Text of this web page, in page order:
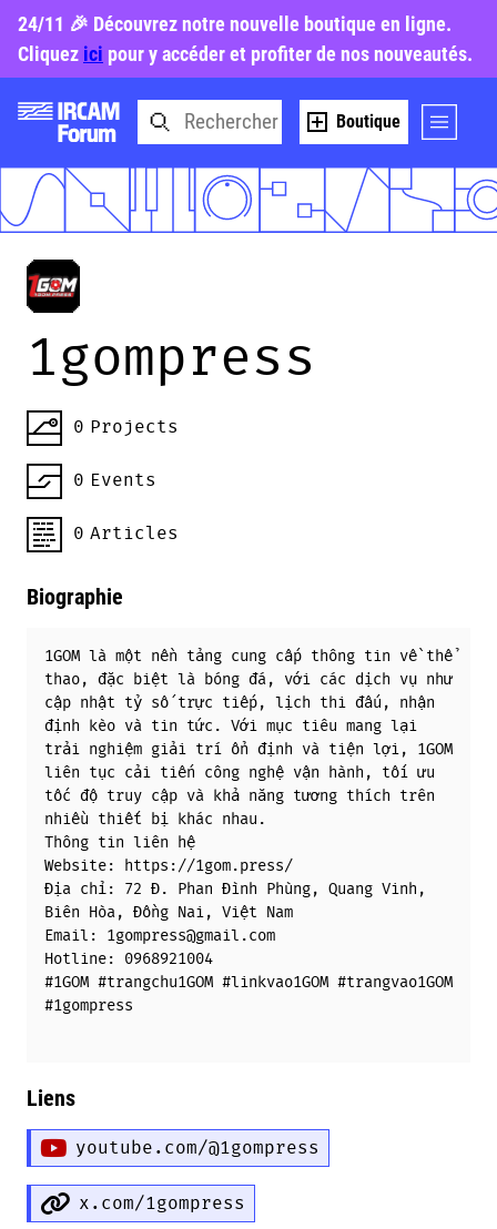
24/11 🎉 Découvrez notre nouvelle boutique en ligne.
Cliquez ici pour y accéder et profiter de nos nouveautés.
Boutique
1gompress
0 Projects
0 Events
0 Articles
Biographie
1GOM là một nền tảng cung cấp thông tin về thể
thao, đặc biệt là bóng đá, với các dịch vụ như
cập nhật tỷ số trực tiếp, lịch thi đấu, nhận
định kèo và tin tức. Với mục tiêu mang lại
trải nghiệm giải trí ổn định và tiện lợi, 1GOM
liên tục cải tiến công nghệ vận hành, tối ưu
tốc độ truy cập và khả năng tương thích trên
nhiều thiết bị khác nhau.
Thông tin liên hệ
Website: https://1gom.press/
Địa chỉ: 72 Đ. Phan Đình Phùng, Quang Vinh,
Biên Hòa, Đồng Nai, Việt Nam
Email: 1gompress@gmail.com
Hotline: 0968921004
#1GOM #trangchu1GOM #linkvao1GOM #trangvao1GOM
#1gompress
Liens
youtube.com/@1gompress
x.com/1gompress